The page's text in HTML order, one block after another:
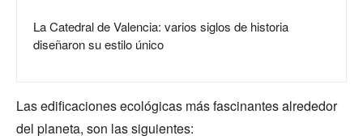
La Catedral de Valencia: varios siglos de historia
diseñaron su estilo único
Las edificaciones ecológicas más fascinantes alrededor
del planeta, son las siguientes: